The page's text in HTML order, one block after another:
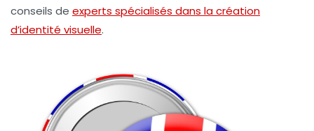
conseils de experts spécialisés dans la création
d’identité visuelle.